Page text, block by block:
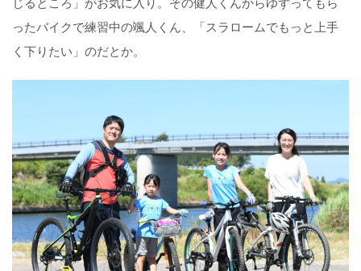
じるところ」がお気に入り。その健人くんからゆずってもら
ったバイクで練習中の颯人くん、「スラロームでもっと上手
く下りたい」のだとか。